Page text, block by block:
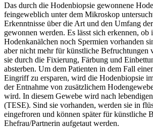
Das durch die Hodenbiopsie gewonnene
feingeweblich unter dem Mikroskop
Erkenntnisse über die Art und den Umfang
gewonnen werden. Es lässt sich erkennen, ob
Hodenkanälchen noch Spermien vorhanden
aber nicht mehr für künstliche Befruchtungen
sie durch die Fixierung, Färbung und
absterben. Um dem Patienten in dem Fall
Eingriff zu ersparen, wird die Hodenbiopsie
der Entnahme von zusätzlichem
wird. In diesem Gewebe wird nach
(TESE). Sind sie vorhanden, werden sie in
eingefroren und können später für künstliche
Ehefrau/Partnerin aufgetaut werden.